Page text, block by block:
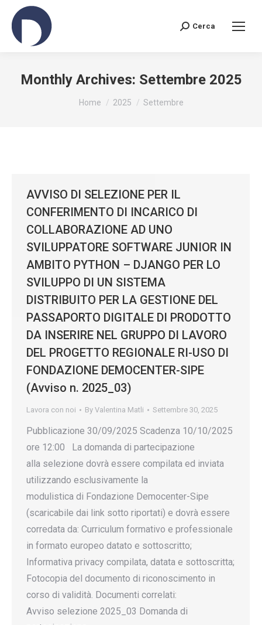
Search:
Cerca
Monthly Archives: Settembre 2025
You are here:
Home 2025 Settembre
AVVISO DI SELEZIONE PER IL
CONFERIMENTO DI INCARICO DI
COLLABORAZIONE AD UNO
SVILUPPATORE SOFTWARE JUNIOR IN
AMBITO PYTHON – DJANGO PER LO
SVILUPPO DI UN SISTEMA
DISTRIBUITO PER LA GESTIONE DEL
PASSAPORTO DIGITALE DI PRODOTTO
DA INSERIRE NEL GRUPPO DI LAVORO
DEL PROGETTO REGIONALE RI-USO DI
FONDAZIONE DEMOCENTER-SIPE
(Avviso n. 2025_03)
Lavora con noi By Valentina Matli Settembre 30, 2025
Pubblicazione 30/09/2025 Scadenza 10/10/2025
ore 12:00 La domanda di partecipazione
alla selezione dovrà essere compilata ed inviata
utilizzando esclusivamente la
modulistica di Fondazione Democenter-Sipe
(scaricabile dai link sotto riportati) e dovrà essere
corredata da: Curriculum formativo e professionale
in formato europeo datato e sottoscritto;
Informativa privacy compilata, datata e sottoscritta;
Fotocopia del documento di riconoscimento in
corso di validità. Documenti correlati:
Avviso selezione 2025_03 Domanda di